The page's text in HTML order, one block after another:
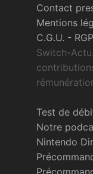
Contact
Mentions
C.G.U. -
Switch-
Test de
Notre
Nintendo